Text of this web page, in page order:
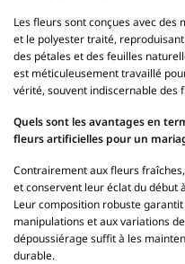
Les fleurs sont conçues avec
et le polyester traité,
des pétales et des feuilles
est méticuleusement travaillé
vérité, souvent indiscernable des
Quels sont les avantages en
fleurs artificielles pour un
Contrairement aux fleurs
et conservent leur éclat du début
Leur composition robuste
manipulations et aux variations
dépoussiérage suffit à les
durable.